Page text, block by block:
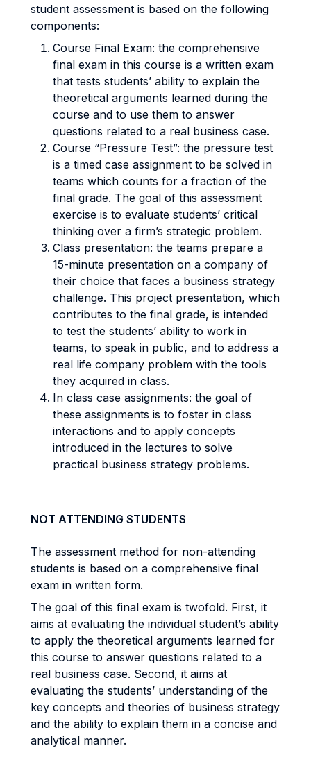
student assessment is based on the following
components:
Course Final Exam: the comprehensive
final exam in this course is a written exam
that tests students’ ability to explain the
theoretical arguments learned during the
course and to use them to answer
questions related to a real business case.
Course “Pressure Test”: the pressure test
is a timed case assignment to be solved in
teams which counts for a fraction of the
final grade. The goal of this assessment
exercise is to evaluate students’ critical
thinking over a firm’s strategic problem.
Class presentation: the teams prepare a
15-minute presentation on a company of
their choice that faces a business strategy
challenge. This project presentation, which
contributes to the final grade, is intended
to test the students’ ability to work in
teams, to speak in public, and to address a
real life company problem with the tools
they acquired in class.
In class case assignments: the goal of
these assignments is to foster in class
interactions and to apply concepts
introduced in the lectures to solve
practical business strategy problems.
NOT ATTENDING STUDENTS
The assessment method for non-attending
students is based on a comprehensive final
exam in written form.
The goal of this final exam is twofold. First, it
aims at evaluating the individual student’s ability
to apply the theoretical arguments learned for
this course to answer questions related to a
real business case. Second, it aims at
evaluating the students’ understanding of the
key concepts and theories of business strategy
and the ability to explain them in a concise and
analytical manner.